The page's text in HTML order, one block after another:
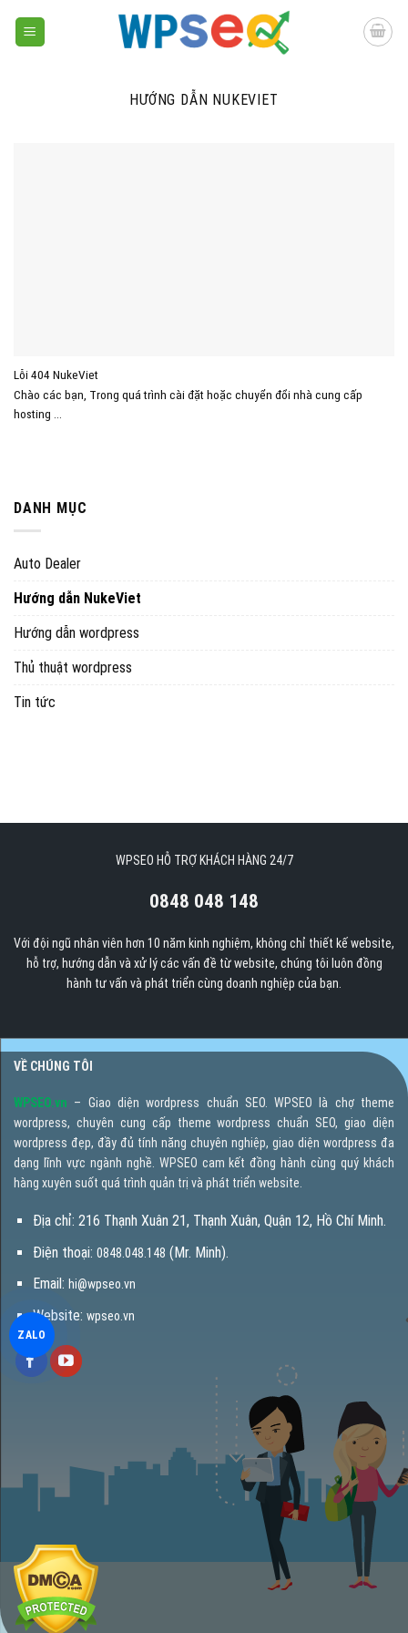
HƯỚNG DẪN NUKEVIET
Lỗi 404 NukeViet
Chào các bạn, Trong quá trình cài đặt hoặc chuyển đổi nhà cung cấp
hosting ...
DANH MỤC
Auto Dealer
Hướng dẫn NukeViet
Hướng dẫn wordpress
Thủ thuật wordpress
Tin tức
WPSEO HỖ TRỢ KHÁCH HÀNG 24/7
0848 048 148
Với đội ngũ nhân viên hơn 10 năm kinh nghiệm, không chỉ thiết kế website,
hỗ trợ, hướng dẫn và xử lý các vấn đề từ website, chúng tôi luôn đồng
hành tư vấn và phát triển cùng doanh nghiệp của bạn.
VỀ CHÚNG TÔI
WPSEO.vn – Giao diện wordpress chuẩn SEO. WPSEO là chợ theme
wordpress, chuyên cung cấp theme wordpress chuẩn SEO, giao diện
wordpress đẹp, đầy đủ tính năng chuyên nghiệp, giao diện wordpress đa
dạng lĩnh vực ngành nghề. WPSEO cam kết đồng hành cùng quý khách
hàng xuyên suốt quá trình quản trị và phát triển website.
Địa chỉ: 216 Thạnh Xuân 21, Thạnh Xuân, Quận 12, Hồ Chí Minh.
Điện thoại: 0848.048.148 (Mr. Minh).
Email: hi@wpseo.vn
Website: wpseo.vn
ZALO